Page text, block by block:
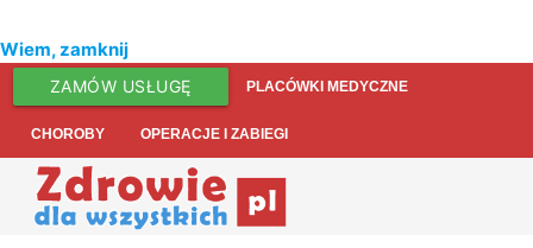
Wiem, zamknij
ZAMÓW USŁUGĘ PLACÓWKI MEDYCZNE
CHOROBY OPERACJE I ZABIEGI